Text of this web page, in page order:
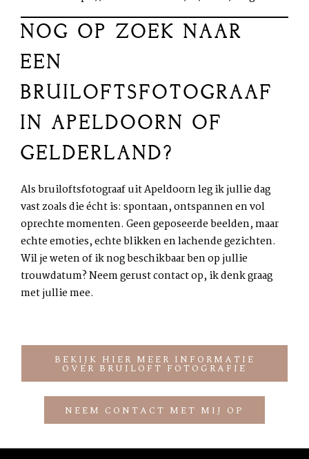
NOG OP ZOEK NAAR
EEN
BRUILOFTSFOTOGRAAF
IN APELDOORN OF
GELDERLAND?
Als bruiloftsfotograaf uit Apeldoorn leg ik jullie dag
vast zoals die écht is: spontaan, ontspannen en vol
oprechte momenten. Geen geposeerde beelden, maar
echte emoties, echte blikken en lachende gezichten.
Wil je weten of ik nog beschikbaar ben op jullie
trouwdatum? Neem gerust contact op, ik denk graag
met jullie mee.
BEKIJK HIER MEER INFORMATIE
OVER BRUILOFT FOTOGRAFIE
NEEM CONTACT MET MIJ OP